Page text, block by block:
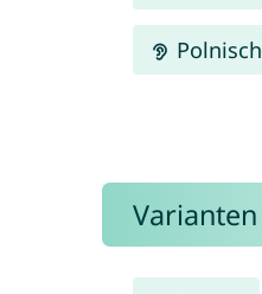
Polnisch
Varianten